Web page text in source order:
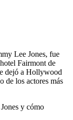
Lee Jones, fue
Fairmont de
dejó a Hollywood
de los actores más